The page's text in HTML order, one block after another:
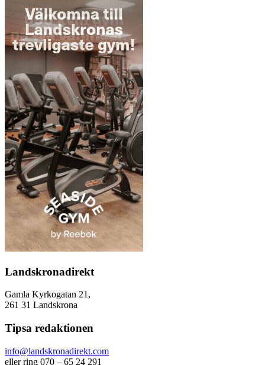
Landskronadirekt
Gamla Kyrkogatan 21,
261 31 Landskrona
Tipsa redaktionen
info@landskronadirekt.com
eller ring 070 – 65 24 291